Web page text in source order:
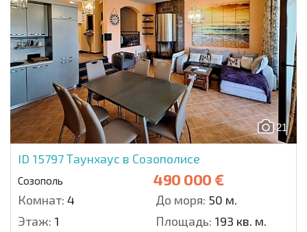
21
ID 15797Таунхаус в Созополисе
Созополь 490 000 €
Комнат: 4 До моря: 50 м.
Этаж: 1 Площадь: 193 кв. м.